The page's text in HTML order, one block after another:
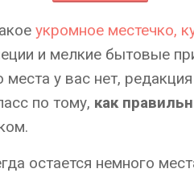
укромное местечко,
и мелкие бытовые
места у вас нет, редакция
по тому, как
остается немного